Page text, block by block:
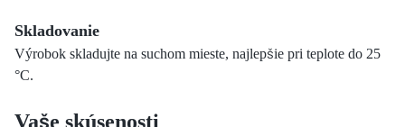
Skladovanie
Výrobok skladujte na suchom mieste, najlepšie pri teplote do 25
°C.
Vaše skúsenosti